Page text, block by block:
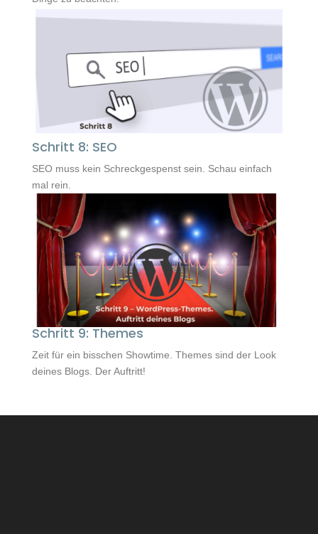
Schritt 8: SEO
SEO muss kein Schreckgespenst sein. Schau einfach
mal rein.
Schritt 9: Themes
Zeit für ein bisschen Showtime. Themes sind der Look
deines Blogs. Der Auftritt!